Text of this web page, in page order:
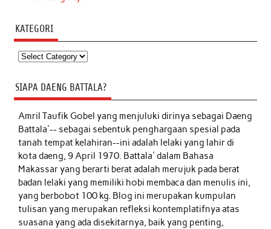
KATEGORI
Kategori
SIAPA DAENG BATTALA?
Amril Taufik Gobelyang menjuluki dirinya sebagai Daeng
Battala'-- sebagai sebentuk penghargaan spesial pada
tanah tempat kelahiran--ini adalah lelaki yang lahir di
kota daeng, 9 April 1970. Battala' dalam Bahasa
Makassar yang berarti berat adalah merujuk pada berat
badan lelaki yang memiliki hobi membaca dan menulis ini,
yang berbobot 100 kg. Blog ini merupakan kumpulan
tulisan yang merupakan refleksi kontemplatifnya atas
suasana yang ada disekitarnya, baik yang penting,